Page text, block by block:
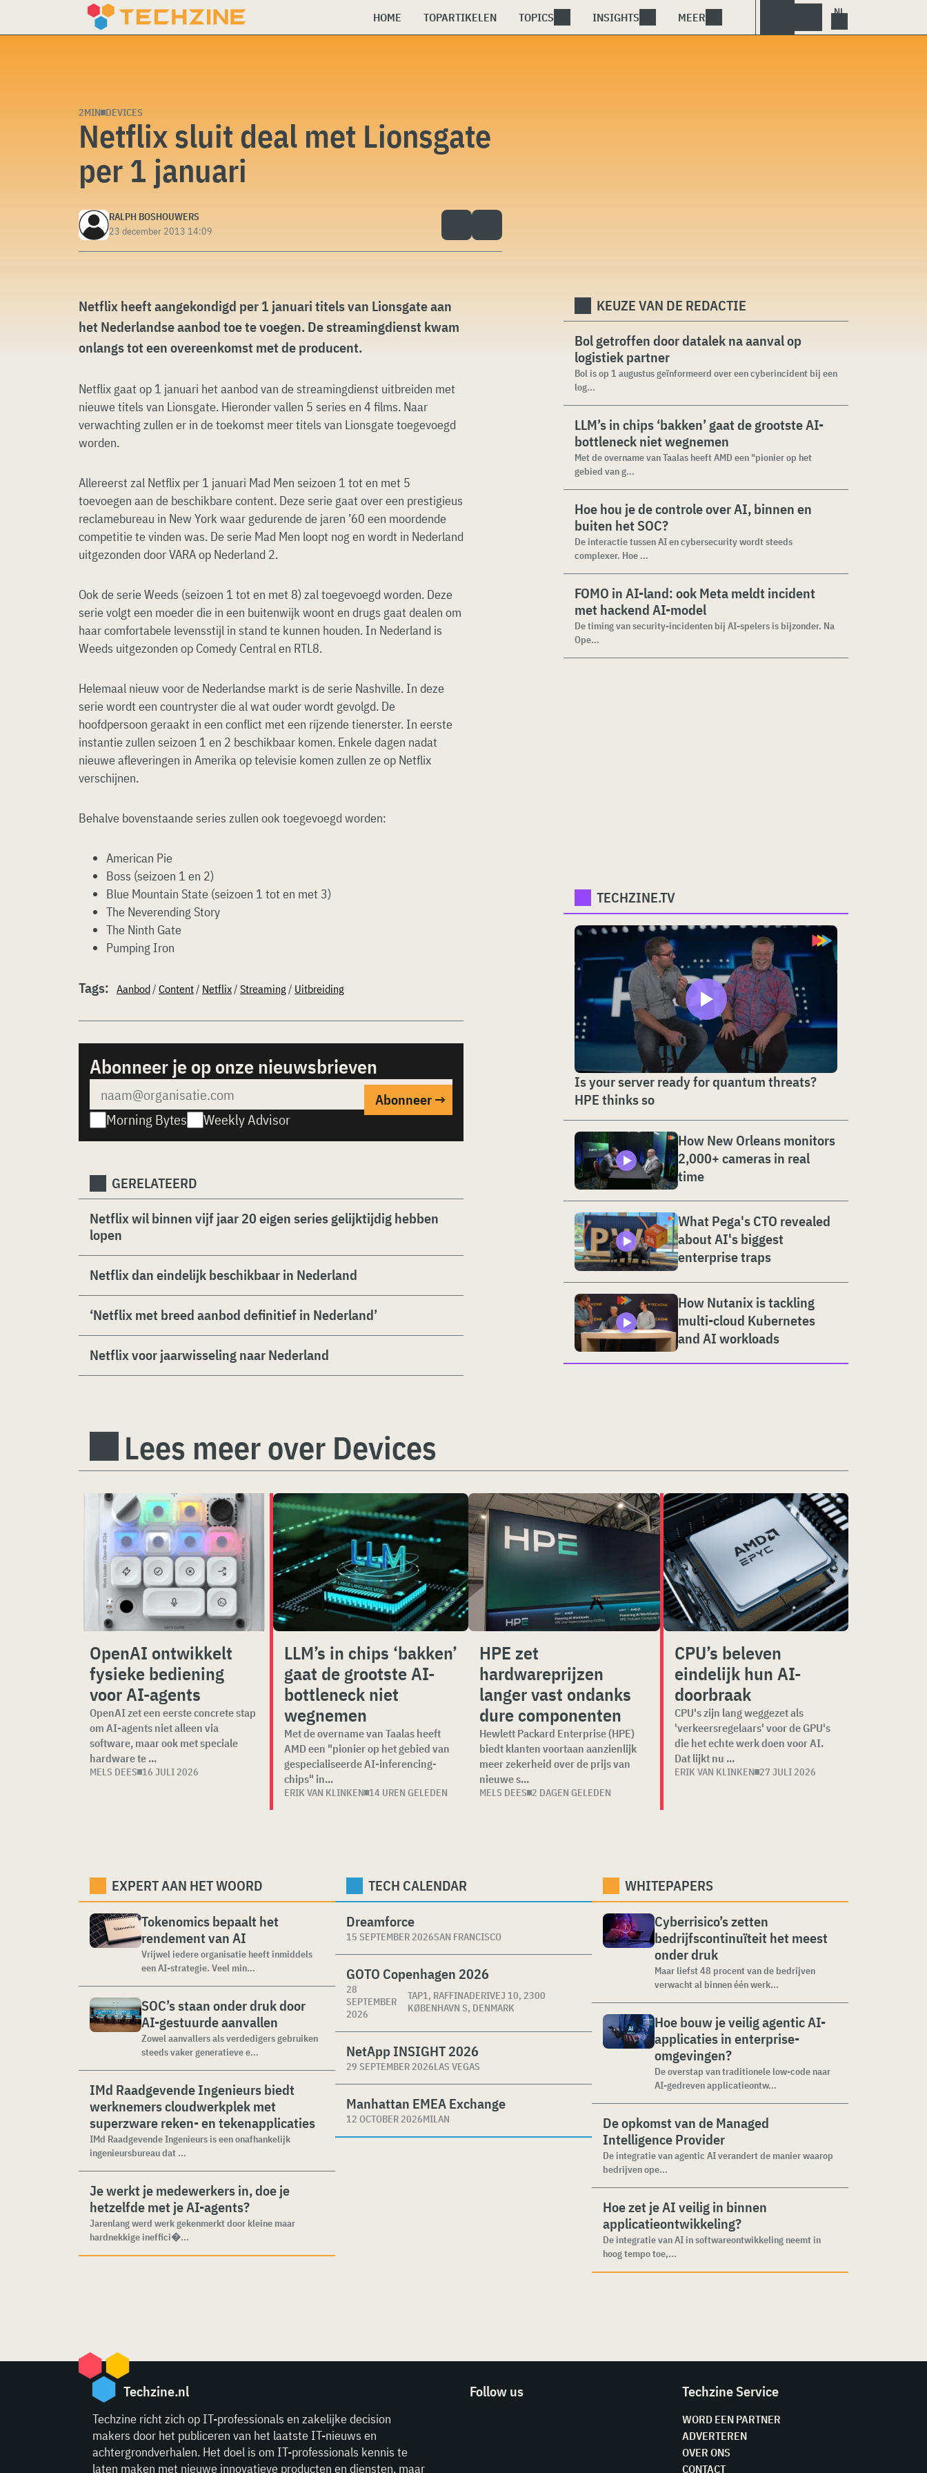
HOME TOPARTIKELEN TOPICS INSIGHTS MEER
2MIN DEVICES
Netflix sluit deal met Lionsgate
per 1 januari
RALPH BOSHOUWERS
23 december 2013 14:09
Netflix heeft aangekondigd per 1 januari titels van Lionsgate aan
het Nederlandse aanbod toe te voegen. De streamingdienst kwam
onlangs tot een overeenkomst met de producent.
Netflix gaat op 1 januari het aanbod van de streamingdienst uitbreiden met
nieuwe titels van Lionsgate. Hieronder vallen 5 series en 4 films. Naar
verwachting zullen er in de toekomst meer titels van Lionsgate toegevoegd
worden.
Allereerst zal Netflix per 1 januari Mad Men seizoen 1 tot en met 5
toevoegen aan de beschikbare content. Deze serie gaat over een prestigieus
reclamebureau in New York waar gedurende de jaren ’60 een moordende
competitie te vinden was. De serie Mad Men loopt nog en wordt in Nederland
uitgezonden door VARA op Nederland 2.
Ook de serie Weeds (seizoen 1 tot en met 8) zal toegevoegd worden. Deze
serie volgt een moeder die in een buitenwijk woont en drugs gaat dealen om
haar comfortabele levensstijl in stand te kunnen houden. In Nederland is
Weeds uitgezonden op Comedy Central en RTL8.
Helemaal nieuw voor de Nederlandse markt is de serie Nashville. In deze
serie wordt een countryster die al wat ouder wordt gevolgd. De
hoofdpersoon geraakt in een conflict met een rijzende tienerster. In eerste
instantie zullen seizoen 1 en 2 beschikbaar komen. Enkele dagen nadat
nieuwe afleveringen in Amerika op televisie komen zullen ze op Netflix
verschijnen.
Behalve bovenstaande series zullen ook toegevoegd worden:
American Pie
Boss (seizoen 1 en 2)
Blue Mountain State (seizoen 1 tot en met 3)
The Neverending Story
The Ninth Gate
Pumping Iron
Tags: Aanbod/ Content/ Netflix/ Streaming/ Uitbreiding
Abonneer je op onze nieuwsbrieven
Morning Bytes Weekly Advisor
GERELATEERD
Netflix wil binnen vijf jaar 20 eigen series gelijktijdig hebben
lopen
Netflix dan eindelijk beschikbaar in Nederland
‘Netflix met breed aanbod definitief in Nederland’
Netflix voor jaarwisseling naar Nederland
KEUZE VAN DE REDACTIE
Bol getroffen door datalek na aanval op
logistiek partner
Bol is op 1 augustus geïnformeerd over een cyberincident bij een
log...
LLM’s in chips ‘bakken’ gaat de grootste AI-
bottleneck niet wegnemen
Met de overname van Taalas heeft AMD een "pionier op het
gebied van g...
Hoe hou je de controle over AI, binnen en
buiten het SOC?
De interactie tussen AI en cybersecurity wordt steeds
complexer. Hoe ...
FOMO in AI-land: ook Meta meldt incident
met hackend AI-model
De timing van security-incidenten bij AI-spelers is bijzonder. Na
Ope...
TECHZINE.TV
Is your server ready for quantum threats?
HPE thinks so
How New Orleans monitors
2,000+ cameras in real
time
What Pega's CTO revealed
about AI's biggest
enterprise traps
How Nutanix is tackling
multi-cloud Kubernetes
and AI workloads
Lees meer over Devices
OpenAI ontwikkelt
fysieke bediening
voor AI-agents
OpenAI zet een eerste concrete stap
om AI-agents niet alleen via
software, maar ook met speciale
hardware te ...
MELS DEES 16 JULI 2026
LLM’s in chips ‘bakken’
gaat de grootste AI-
bottleneck niet
wegnemen
Met de overname van Taalas heeft
AMD een "pionier op het gebied van
gespecialiseerde AI-inferencing-
chips" in...
ERIK VAN KLINKEN 14 UREN GELEDEN
HPE zet
hardwareprijzen
langer vast ondanks
dure componenten
Hewlett Packard Enterprise (HPE)
biedt klanten voortaan aanzienlijk
meer zekerheid over de prijs van
nieuwe s...
MELS DEES 2 DAGEN GELEDEN
CPU’s beleven
eindelijk hun AI-
doorbraak
CPU's zijn lang weggezet als
'verkeersregelaars' voor de GPU's
die het echte werk doen voor AI.
Dat lijkt nu ...
ERIK VAN KLINKEN 27 JULI 2026
EXPERT AAN HET WOORD
Tokenomics bepaalt het
rendement van AI
Vrijwel iedere organisatie heeft inmiddels
een AI-strategie. Veel min...
SOC’s staan onder druk door
AI-gestuurde aanvallen
Zowel aanvallers als verdedigers gebruiken
steeds vaker generatieve e...
IMd Raadgevende Ingenieurs biedt
werknemers cloudwerkplek met
superzware reken- en tekenapplicaties
IMd Raadgevende Ingenieurs is een onafhankelijk
ingenieursbureau dat ...
Je werkt je medewerkers in, doe je
hetzelfde met je AI-agents?
Jarenlang werd werk gekenmerkt door kleine maar
hardnekkige ineffici�...
TECH CALENDAR
Dreamforce
15 SEPTEMBER 2026SAN FRANCISCO
GOTO Copenhagen 2026
28
SEPTEMBER
2026
TAP1, RAFFINADERIVEJ 10, 2300
KØBENHAVN S, DENMARK
NetApp INSIGHT 2026
29 SEPTEMBER 2026LAS VEGAS
Manhattan EMEA Exchange
12 OCTOBER 2026MILAN
WHITEPAPERS
Cyberrisico’s zetten
bedrijfscontinuïteit het meest
onder druk
Maar liefst 48 procent van de bedrijven
verwacht al binnen één werk...
Hoe bouw je veilig agentic AI-
applicaties in enterprise-
omgevingen?
De overstap van traditionele low-code naar
AI-gedreven applicatieontw...
De opkomst van de Managed
Intelligence Provider
De integratie van agentic AI verandert de manier waarop
bedrijven ope...
Hoe zet je AI veilig in binnen
applicatieontwikkeling?
De integratie van AI in softwareontwikkeling neemt in
hoog tempo toe,...
Techzine.nl
Techzine richt zich op IT-professionals en zakelijke decision
makers door het publiceren van het laatste IT-nieuws en
achtergrondverhalen. Het doel is om IT-professionals kennis te
laten maken met nieuwe innovatieve producten en diensten, maar
Follow us Techzine Service
WORD EEN PARTNER
ADVERTEREN
OVER ONS
CONTACT